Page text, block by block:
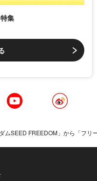
集
FREEDOM」から「フリーレン」まで…2024年2月の「acosta!」で見つけたコスプレイヤーた